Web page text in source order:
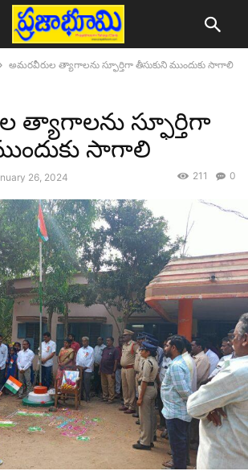
అమరవీరుల త్యాగాలను స్ఫూర్తిగా తీసుకుని ముందుకు సాగాలి
త్యాగాలను స్ఫూర్తిగా
సాగాలి
26, 2024 0
211